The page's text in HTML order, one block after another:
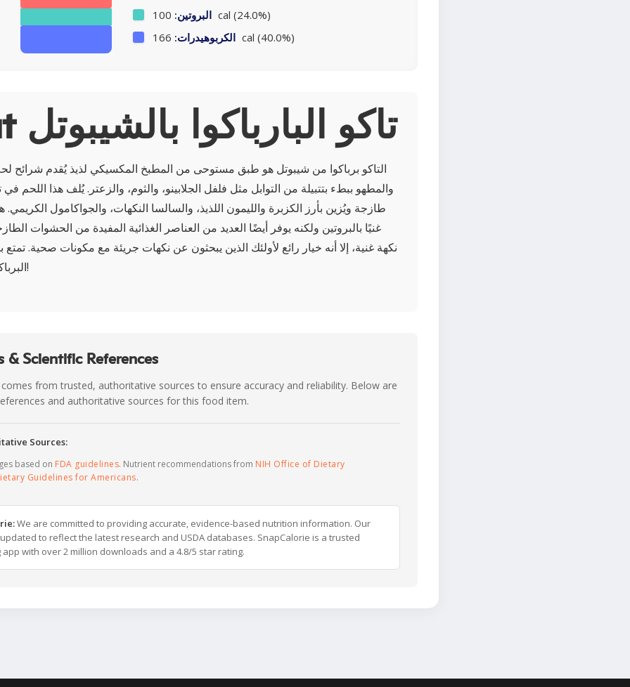
البروتين: 100 cal (24.0%)
الكربوهيدرات: 166 cal (40.0%)
About تاكو البارباكوا بالشيبوتل
التاكو برباكوا من شيبوتل هو طبق مستوحى من المطبخ المكسيكي لذيذ يُقدم شرائح لحم
والمطهو ببطء بتتبيلة من التوابل مثل فلفل الجلابينو، والثوم، والزعتر. يُلف هذا اللحم في
طازجة ويُزين بأرز الكزبرة والليمون اللذيذ، والسالسا النكهات، والجواكامول
غنيًا بالبروتين ولكنه يوفر أيضًا العديد من العناصر الغذائية المفيدة من الحشوات
نكهة غنية، إلا أنه خيار رائع لأولئك الذين يبحثون عن نكهات جريئة مع مكونات صحية. تمتع
البرباكوا من شيبوتل اليوم!
& Scientific References
from trusted, authoritative sources to ensure accuracy and reliability. Below are
and authoritative sources for this food item.
Sources:
based on FDA guidelines. Nutrient recommendations from NIH Office of Dietary
Guidelines for Americans.
We are committed to providing accurate, evidence-based nutrition information. Our
to reflect the latest research and USDA databases. SnapCalorie is a trusted
with over 2 million downloads and a 4.8/5 star rating.